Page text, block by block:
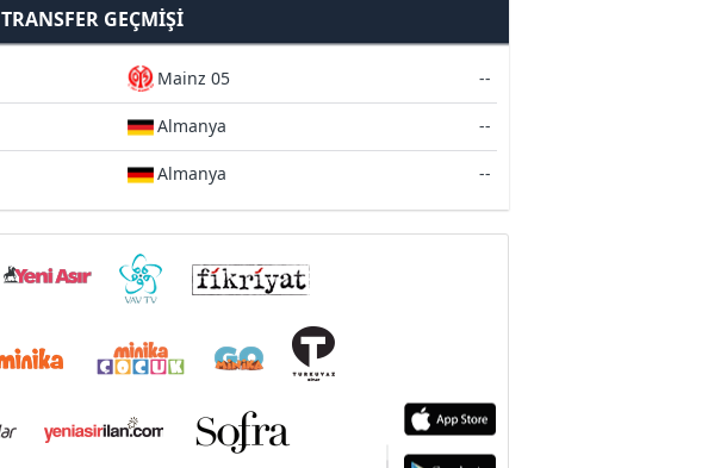
TRANSFER GEÇMIŞI
Mainz 05 --
Almanya --
Almanya --